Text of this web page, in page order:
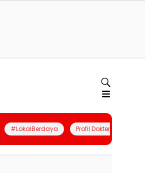
#LokalBerdaya Profil Dokter